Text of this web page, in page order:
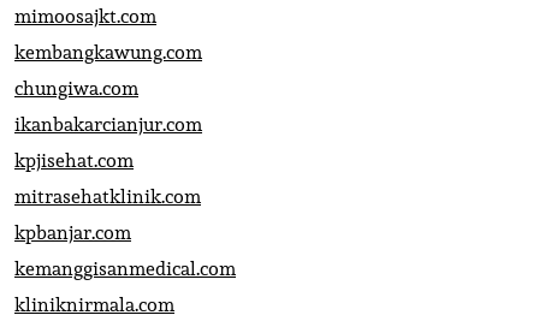
mimoosajkt.com
kembangkawung.com
chungiwa.com
ikanbakarcianjur.com
kpjisehat.com
mitrasehatklinik.com
kpbanjar.com
kemanggisanmedical.com
kliniknirmala.com